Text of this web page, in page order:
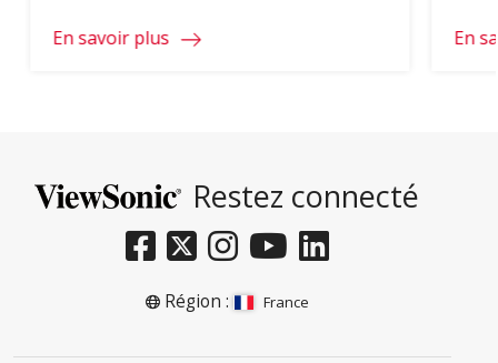
de sa programmation, l’exposition temporaire
En savoir plus En
Restez connecté
Région : France